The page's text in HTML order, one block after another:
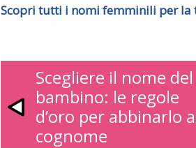
Scopri tutti i nomi femminili per la
Scegliere il nome del
bambino: le regole
d’oro per abbinarlo
cognome